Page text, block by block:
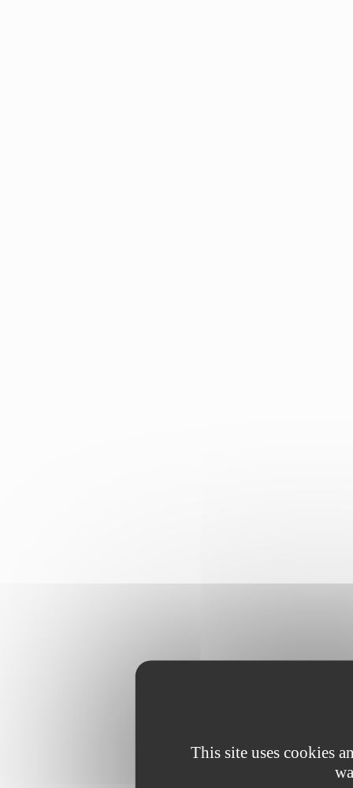
This site uses cookies